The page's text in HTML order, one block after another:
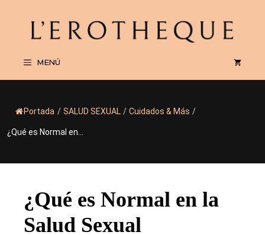
MENÚ
Portada / SALUD SEXUAL / Cuidados & Más /
¿Qué es Normal en...
¿Qué es Normal en la
Salud Sexual